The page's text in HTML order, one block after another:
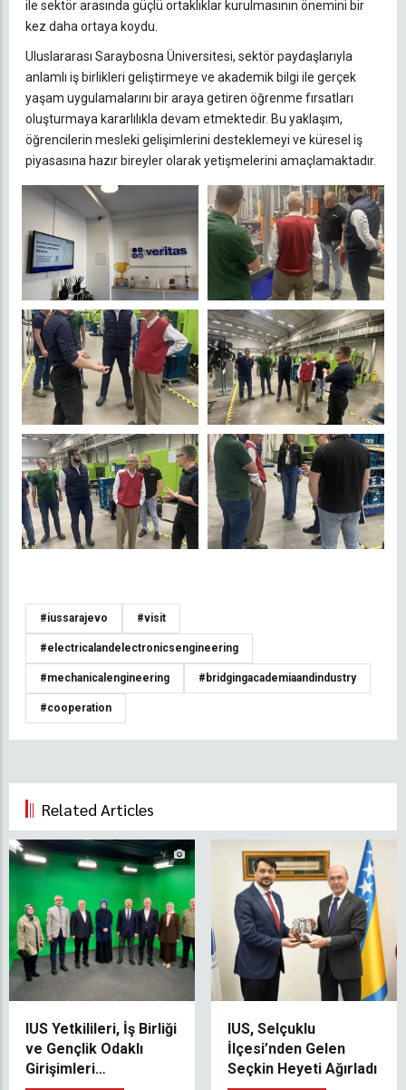
ile sektör arasında güçlü ortaklıklar kurulmasının önemini bir
kez daha ortaya koydu.
Uluslararası Saraybosna Üniversitesi, sektör paydaşlarıyla
anlamlı iş birlikleri geliştirmeye ve akademik bilgi ile gerçek
yaşam uygulamalarını bir araya getiren öğrenme fırsatları
oluşturmaya kararlılıkla devam etmektedir. Bu yaklaşım,
öğrencilerin mesleki gelişimlerini desteklemeyi ve küresel iş
piyasasına hazır bireyler olarak yetişmelerini amaçlamaktadır.
#iussarajevo #visit
#electricalandelectronicsengineering
#mechanicalengineering #bridgingacademiaandindustry
#cooperation
Related Articles
IUS Yetkilileri, İş Birliği
ve Gençlik Odaklı
Girişimleri
IUS, Selçuklu
İlçesi’nden Gelen
Seçkin Heyeti Ağırladı